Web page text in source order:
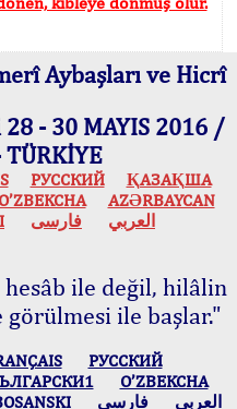
Aybaşları ve Hicrî
- 30 MAYIS 2016 /
TÜRKİYE
РУССКИЙ
ҚАЗАҚША
O’ZBEKCHA
AZӘRBAYCAN
العربي فارسی
ile değil, hilâlin
görülmesi ile başlar."
РУССКИЙ
O’ZBEKCHA
العربي فارسی